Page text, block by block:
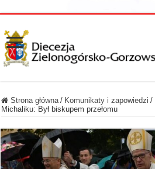
Strona główna / Komunikaty i zapowiedzi /
Michaliku: Był biskupem przełomu